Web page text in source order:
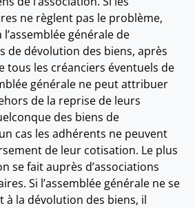
ne règlent pas le problème,
générale de
de dévolution des biens, après
tous les créanciers éventuels de
générale ne peut attribuer
de la reprise de leurs
des biens de
cas les adhérents ne peuvent
de leur cotisation. Le plus
se fait auprès d’associations
Si l’assemblée générale ne se
la dévolution des biens, il